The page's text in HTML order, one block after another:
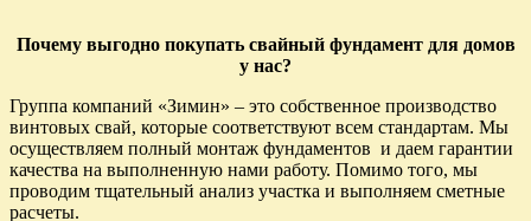
Почему выгодно покупать cвайный фундамент для домов
у нас?
Группа компаний «Зимин» – это собственное производство
винтовых свай, которые соответствуют всем стандартам. Мы
осуществляем полный монтаж фундаментов и даем гарантии
качества на выполненную нами работу. Помимо того, мы
проводим тщательный анализ участка и выполняем сметные
расчеты.